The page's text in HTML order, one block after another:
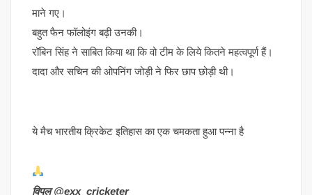
माने गए।
बहुत फैन फॉलोइंग बढ़ी उनकी।
रॉबिन सिंह ने साबित किया था कि वो टीम के लिये कितने महत्वपूर्ण हैं।
दादा और सचिन की ओपनिंग जोड़ी ने फिर छाप छोड़ी थी।
ये मैच भारतीय क्रिकेट इतिहास का एक चमकता हुआ पन्ना है
विपुल @exx_cricketer